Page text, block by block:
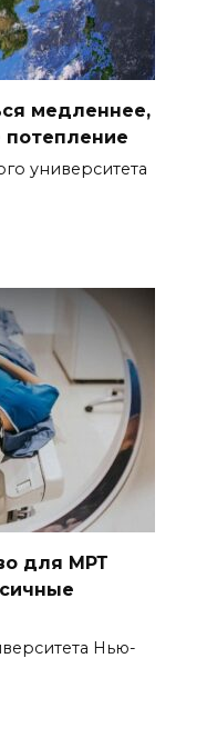
медленнее,
потепление
университета
для МРТ
Нью-